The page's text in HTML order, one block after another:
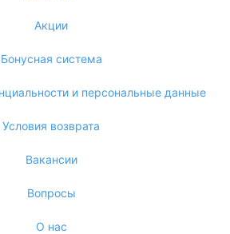
Акции
Бонусная система
и персональные данные
Условия возврата
Вакансии
Вопросы
О нас